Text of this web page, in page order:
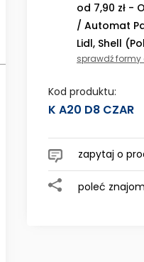
od 7,90 zł -
/ Automat
Lidl, Shell
kosztów płatności
sprawdź
Kod produktu:
K A20 D8 CZAR
zapytaj o
poleć